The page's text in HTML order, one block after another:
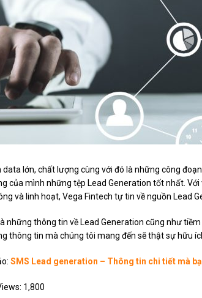
data lớn, chất lượng cùng với đó là những công
của mình những tệp Lead Generation tốt nhất.
và linh hoạt, Vega Fintech tự tin về nguồn Lead
những thông tin về Lead Generation cũng như
thông tin mà chúng tôi mang đến sẽ thật sự hữu
SMS Lead generation – Thông tin chi tiết mà
1,800